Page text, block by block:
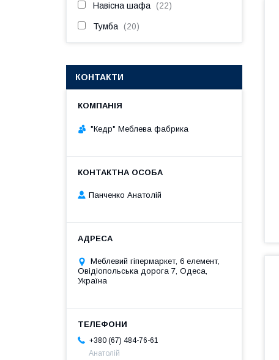
Навісна шафа 22
Тумба 20
КОНТАКТИ
"Кедр" Меблева фабрика
Панченко Анатолій
Меблевий гіпермаркет, 6 елемент,
Овідіопольська дорога 7, Одеса,
Україна
+380 (67) 484-76-61
Анатолій